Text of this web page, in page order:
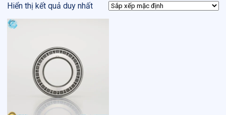
Hiển thị kết quả duy nhất